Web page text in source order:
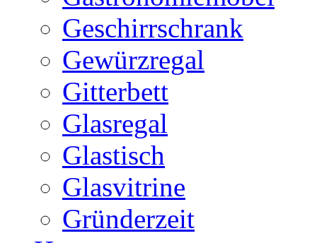
Geschirrschrank
Gewürzregal
Gitterbett
Glasregal
Glastisch
Glasvitrine
Gründerzeit